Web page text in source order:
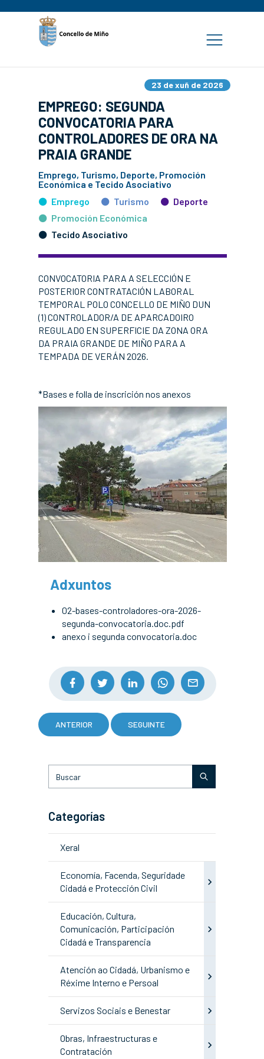
23 de xuñ de 2026
EMPREGO: SEGUNDA
CONVOCATORIA PARA
CONTROLADORES DE ORA NA
PRAIA GRANDE
Emprego, Turismo, Deporte, Promoción
Económica e Tecido Asociativo
Emprego
Turismo
Deporte
Promoción Económica
Tecido Asociativo
CONVOCATORIA PARA A SELECCIÓN E
POSTERIOR CONTRATACIÓN LABORAL
TEMPORAL POLO CONCELLO DE MIÑO DUN
(1) CONTROLADOR/A DE APARCADOIRO
REGULADO EN SUPERFICIE DA ZONA ORA
DA PRAIA GRANDE DE MIÑO PARA A
TEMPADA DE VERÁN 2026.
*Bases e folla de inscrición nos anexos
Adxuntos
02-bases-controladores-ora-2026-
segunda-convocatoria.doc.pdf
anexo i segunda convocatoria.doc
ANTERIOR SEGUINTE
Categorías
Xeral
Economía, Facenda, Seguridade
Cidadá e Protección Civil
Educación, Cultura,
Comunicación, Participación
Cidadá e Transparencia
Atención ao Cidadá, Urbanismo e
Réxime Interno e Persoal
Servizos Sociais e Benestar
Obras, Infraestructuras e
Contratación